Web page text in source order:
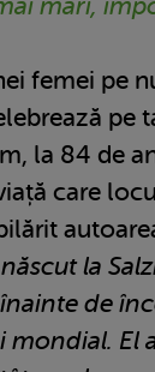
mari,
femei pe
pe
la 84 de
care
la
de
mondial. El